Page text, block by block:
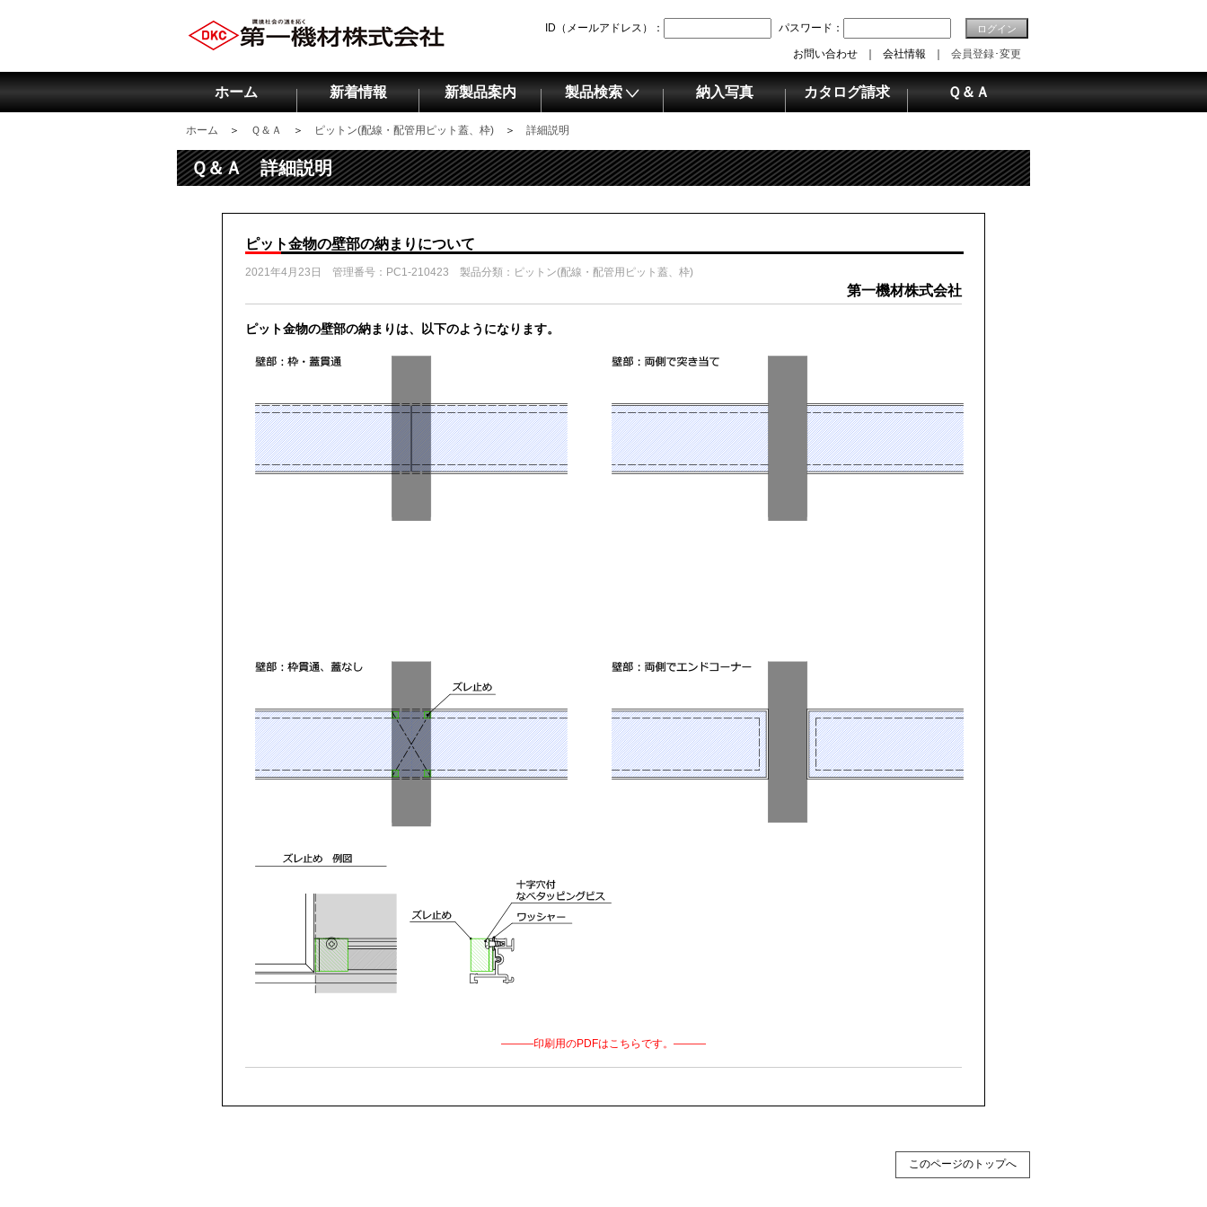
ID（メールアドレス）： パスワード： ログイン
お問い合わせ 会社情報 会員登録･変更
ホーム 新着情報 新製品案内 製品検索 納入写真 カタログ請求 Ｑ＆Ａ
ホーム ＞ Ｑ＆Ａ ＞ ピットン(配線・配管用ピット蓋、枠) ＞ 詳細説明
Ｑ＆Ａ 詳細説明
ピット金物の壁部の納まりについて
2021年4月23日 管理番号：PC1-210423 製品分類：ピットン(配線・配管用ピット蓋、枠)
第一機材株式会社
ピット金物の壁部の納まりは、以下のようになります。
―――印刷用のPDFはこちらです。―――
このページのトップへ